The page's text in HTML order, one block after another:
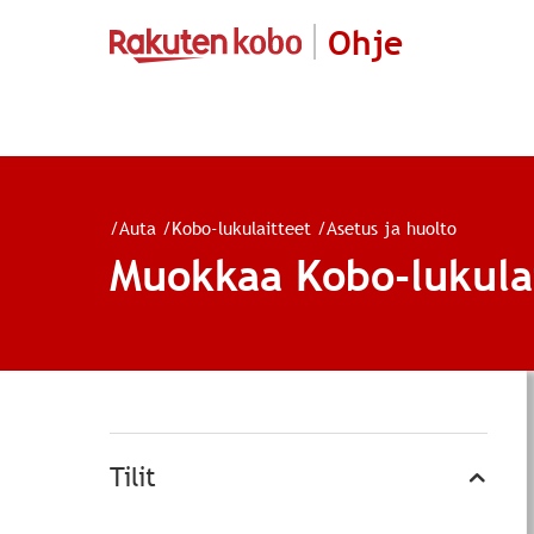
Ohje
/Auta /Kobo-lukulaitteet /Asetus ja huolto
Muokkaa Kobo-
Tilit